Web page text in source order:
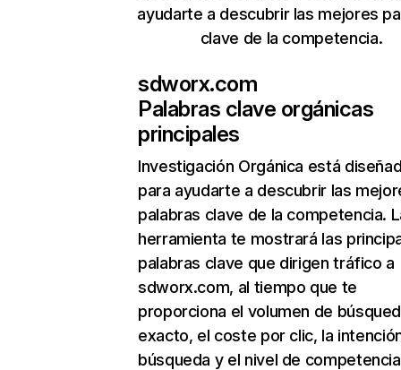
ayudarte a descubrir las mejores
clave de la competencia.
sdworx.com
Palabras clave orgánicas
principales
Investigación Orgánica está
para ayudarte a descubrir las
palabras clave de la competencia.
herramienta te mostrará las
palabras clave que dirigen tráfico a
sdworx.com, al tiempo que te
proporciona el volumen de
exacto, el coste por clic, la
búsqueda y el nivel de